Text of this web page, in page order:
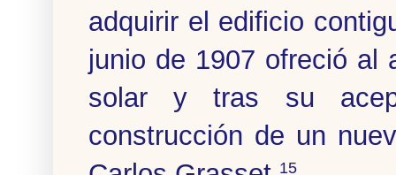
adquirir el edificio
junio de 1907 ofreció al
solar y tras su
construcción de un
15